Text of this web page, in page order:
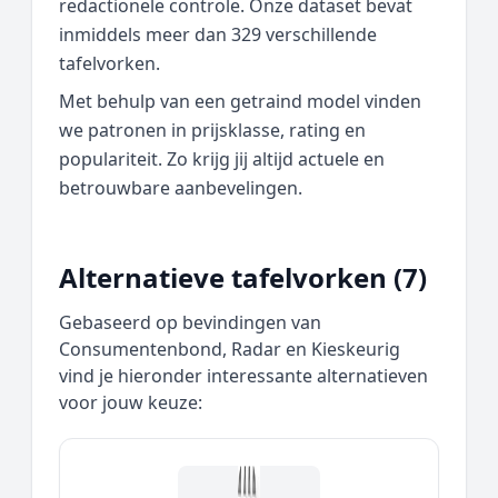
redactionele controle. Onze dataset bevat
inmiddels meer dan 329 verschillende
tafelvorken.
Met behulp van een getraind model vinden
we patronen in prijsklasse, rating en
populariteit. Zo krijg jij altijd actuele en
betrouwbare aanbevelingen.
Alternatieve tafelvorken (7)
Gebaseerd op bevindingen van
Consumentenbond, Radar en Kieskeurig
vind je hieronder interessante alternatieven
voor jouw keuze: